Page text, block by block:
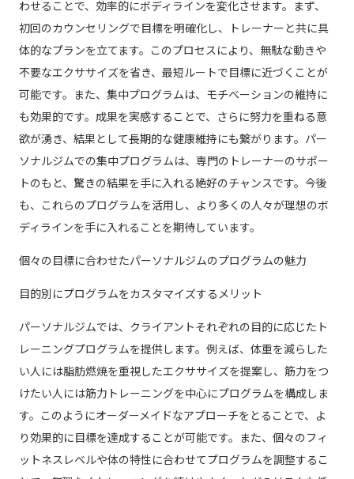
わせることで、効率的にボディラインを変化させます。まず、
初回のカウンセリングで目標を明確化し、トレーナーと共に具
体的なプランを立てます。このプロセスにより、無駄な動きや
不要なエクササイズを省き、最短ルートで目標に近づくことが
可能です。また、集中プログラムは、モチベーションの維持に
も効果的です。成果を実感することで、さらに努力を重ねる意
欲が湧き、結果として長期的な健康維持にも繋がります。パー
ソナルジムでの集中プログラムは、専門のトレーナーのサポー
トのもと、驚きの結果を手に入れる絶好のチャンスです。今後
も、これらのプログラムを活用し、より多くの人々が理想のボ
ディラインを手に入れることを期待しています。
個々の目標に合わせたパーソナルジムのプログラムの魅力
目的別にプログラムをカスタマイズするメリット
パーソナルジムでは、クライアントそれぞれの目的に応じたト
レーニングプログラムを提供します。例えば、体重を減らした
い人には脂肪燃焼を重視したエクササイズを提案し、筋力をつ
けたい人には筋力トレーニングを中心にプログラムを構成しま
す。このようにオーダーメイドなアプローチをとることで、よ
り効果的に目標を達成することが可能です。また、個々のフィ
ットネスレベルや体の特性に合わせてプログラムを調整するこ